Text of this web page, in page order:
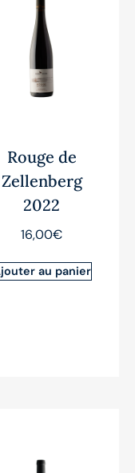
Rouge de
Zellenberg
2022
16,00€
au panier